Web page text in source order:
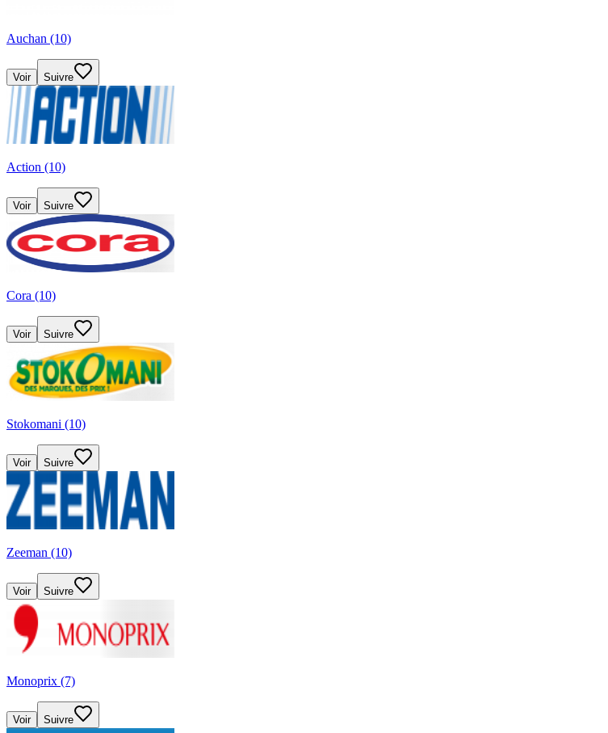
Auchan (10)
Voir Suivre
Action (10)
Voir Suivre
Cora (10)
Voir Suivre
Stokomani (10)
Voir Suivre
Zeeman (10)
Voir Suivre
Monoprix (7)
Voir Suivre